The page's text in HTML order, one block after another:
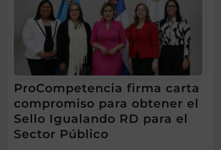
ProCompetencia firma carta
compromiso para obtener el
Sello Igualando RD para el
Sector Público